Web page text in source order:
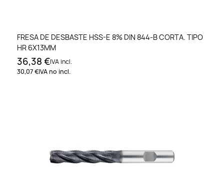
FRESA DE DESBASTE HSS-E 8% DIN 844-B CORTA. TIPO
HR 6X13MM
36,38 €IVA incl.
30,07 €IVA no incl.